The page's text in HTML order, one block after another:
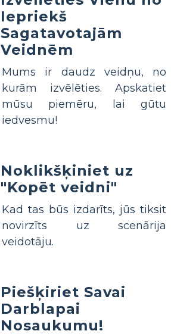
Iepriekš
Sagatavotajām
Veidnēm
Mums ir daudz veidņu, no
kurām izvēlēties. Apskatiet
mūsu piemēru, lai gūtu
iedvesmu!
Noklikšķiniet uz
"Kopēt veidni"
Kad tas būs izdarīts, jūs tiksit
novirzīts uz scenārija
veidotāju.
Piešķiriet Savai
Darblapai
Nosaukumu!